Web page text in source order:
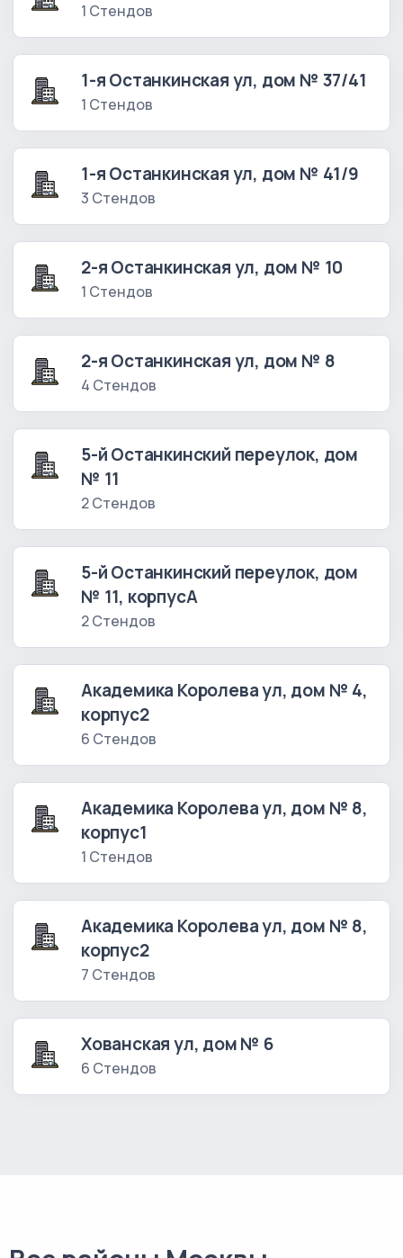
1 Стендов
1-я Останкинская ул, дом № 37/41
1 Стендов
1-я Останкинская ул, дом № 41/9
3 Стендов
2-я Останкинская ул, дом № 10
1 Стендов
2-я Останкинская ул, дом № 8
4 Стендов
5-й Останкинский переулок, дом
№ 11
2 Стендов
5-й Останкинский переулок, дом
№ 11, корпусА
2 Стендов
Академика Королева ул, дом № 4,
корпус2
6 Стендов
Академика Королева ул, дом № 8,
корпус1
1 Стендов
Академика Королева ул, дом № 8,
корпус2
7 Стендов
Хованская ул, дом № 6
6 Стендов